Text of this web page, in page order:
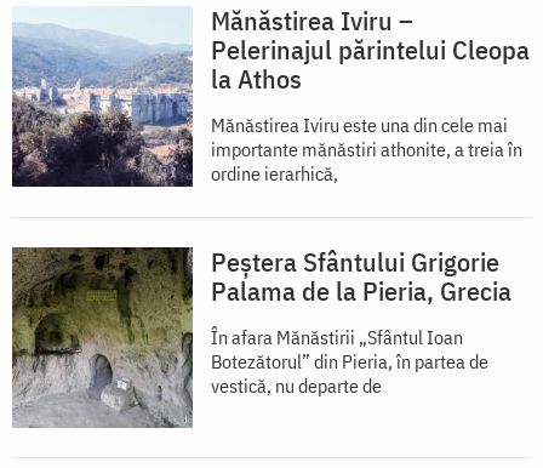
Mănăstirea Iviru –
Pelerinajul părintelui Cleopa
la Athos
Mănăstirea Iviru este una din cele mai
importante mănăstiri athonite, a treia în
ordine ierarhică,
Peștera Sfântului Grigorie
Palama de la Pieria, Grecia
În afara Mănăstirii „Sfântul Ioan
Botezătorul” din Pieria, în partea de
vestică, nu departe de